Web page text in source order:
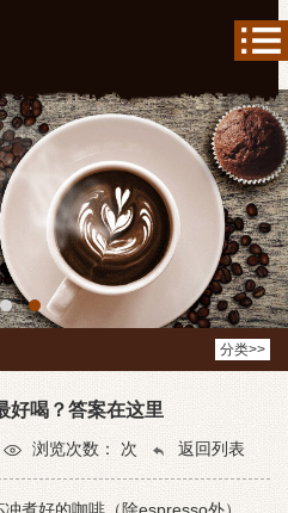
分类>>
好喝？答案在这里
浏览次数： 次 返回列表